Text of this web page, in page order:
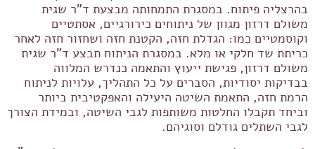
בהרצליה פיתוח. במסגרת התמחותה מבצעת ד"ר שגית
משולם דרזון מגוון של ניתוחים כירורגיים, אסתטיים
וקוסמטיים כמו: הגדלת חזה, הקטנת חזה ושחזור חזה לאחר
כריתת שד חלקי או מלא. במסגרת הניתוח תבצע ד"ר שגית
משולם דרזון, פגישת ייעוץ והתאמה כנדרש המלווה
בבדיקות יסודיות, הסברים על כל התהליך, עלויות לניתוח
הרמת חזה, התאמת השיטה היעילה והאפקטיבית ביותר
וביחד תקבלו החלטות משותפות לגבי השיטה, ובמידת הצורך
לגבי השתלים גודלם וסוגיהם.